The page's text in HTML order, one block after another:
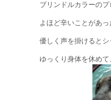
ブリンドルカラーの
よほど辛いことがあ
優しく声を掛けると
ゆっくり身体を休め